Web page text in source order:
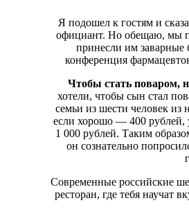
Я подошел к гостям и
официант. Но обещаю, мы
принесли им заварные
конференция
Чтобы стать поваром,
хотели, чтобы сын стал
семьи из шести человек из
если хорошо — 400 рублей,
1 000 рублей. Таким
он сознательно
Современные российские
ресторан, где тебя научат